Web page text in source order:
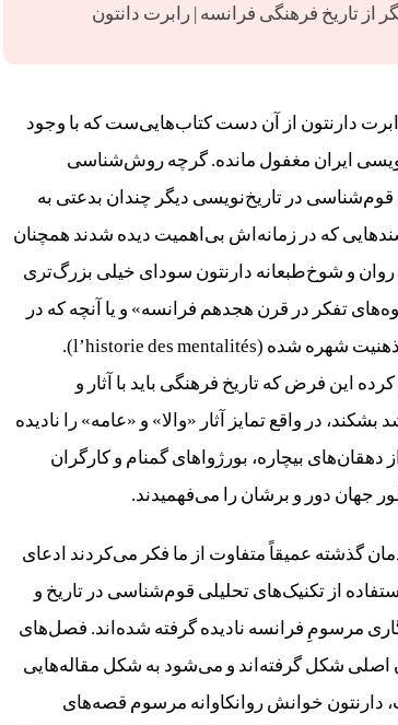
از تاریخ فرهنگی فرانسه | رابرت دانتون
دارنتون از آن دست کتاب‌هایی‌ست که با وجود
ایران مغفول مانده. گرچه روش‌شناسی
قوم‌شناسی در تاریخ‌نویسی دیگر چندان بدعتی به
که در زمانه‌اش بی‌اهمیت دیده شدند همچنان
و شوخ‌طبعانه‌ دارنتون سودای خیلی بزرگ‌تری
تفکر در قرن هجدهم فرانسه» و یا آنچه که در
سنت تاریخ‌نویسی فرانسوی به تاریخ ذهنیت شهره شده (l’historie des mentalités).
این فرض که تاریخ فرهنگی باید با آثار و
در واقع تمایز آثار «والا» و «عامه» را نادیده
بیچاره، بورژواهای گمنام و کارگران
جهان دور و برشان را می‌فهمیدند.
گذشته عمیقاً متفاوت از ما فکر می‌کردند ادعای
از تکنیک‌های تحلیلی قوم‌شناسی در تاریخ و
مرسومِ فرانسه نادیده گرفته شده‌اند. فصل‌های
شکل گرفته‌اند و می‌شود به شکل‌ مقاله‌هایی
دارنتون خوانش روانکاوانه‌‌ مرسوم قصه‌های